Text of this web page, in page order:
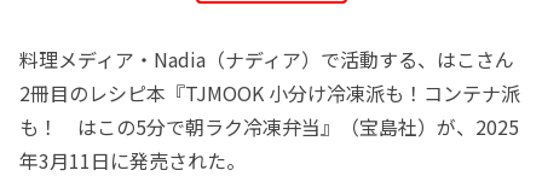
料理メディア・Nadia（ナディア）で活動する、はこさん
2冊目のレシピ本『TJMOOK 小分け冷凍派も！コンテナ派
も！ はこの5分で朝ラク冷凍弁当』（宝島社）が、2025
年3月11日に発売された。